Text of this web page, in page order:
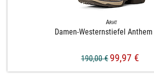
Ariat
Damen-​Westernstiefel Anthem
190,00 € 99,97 €